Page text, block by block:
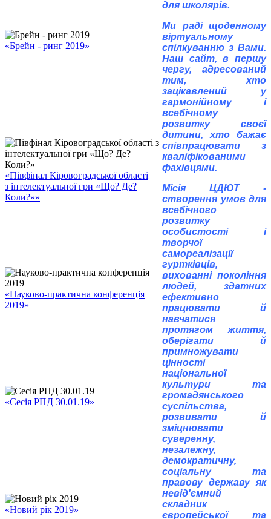
«Брейн - ринг 2019»
«Півфінал Кіровоградської області
з інтелектуальної гри «Що? Де?
Коли?»»
«Науково-практична конференція
2019»
«Сесія РПД 30.01.19»
«Новий рік 2019»
для школярів.
Ми раді щоденному
віртуальному
спілкуванню з Вами.
Наш сайт, в першу
чергу, адресований
тим, хто
зацікавлений у
гармонійному і
всебічному
розвитку своєї
дитини, хто бажає
співпрацювати з
кваліфікованими
фахівцями.
Місія ЦДЮТ -
створення умов для
всебічного
розвитку
особистості і
творчої
самореалізації
гуртківців,
вихованні покоління
людей, здатних
ефективно
працювати й
навчатися
протягом життя,
оберігати й
примножувати
цінності
національної
культури та
громадянського
суспільства,
розвивати й
зміцнювати
суверенну,
незалежну,
демократичну,
соціальну та
правову державу як
невід'ємний
складник
європейської та